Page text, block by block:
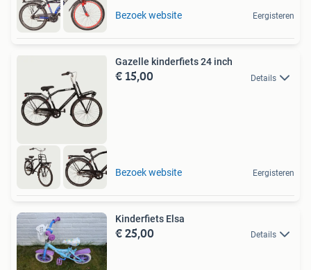
Bezoek website Eergisteren
Gazelle kinderfiets 24 inch
€ 15,00 Details
Bezoek website Eergisteren
Kinderfiets Elsa
€ 25,00 Details